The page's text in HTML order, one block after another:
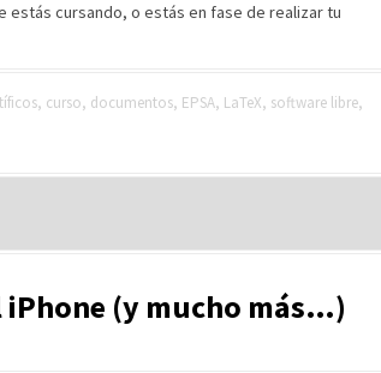
estás cursando, o estás en fase de realizar tu
, curso, documentos, EPSA, LaTeX, software libre,
iPhone (y mucho más…)